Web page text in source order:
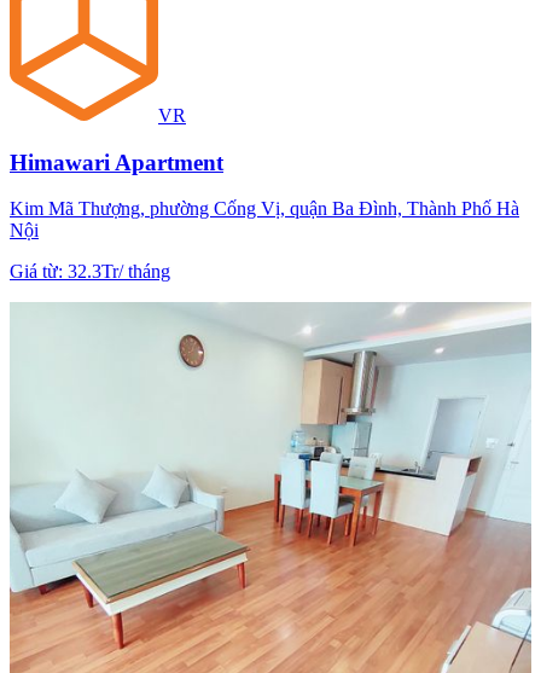
VR
Himawari Apartment
Kim Mã Thượng, phường Cống Vị, quận Ba Đình, Thành Phố Hà
Nội
Giá từ: 32.3Tr/tháng